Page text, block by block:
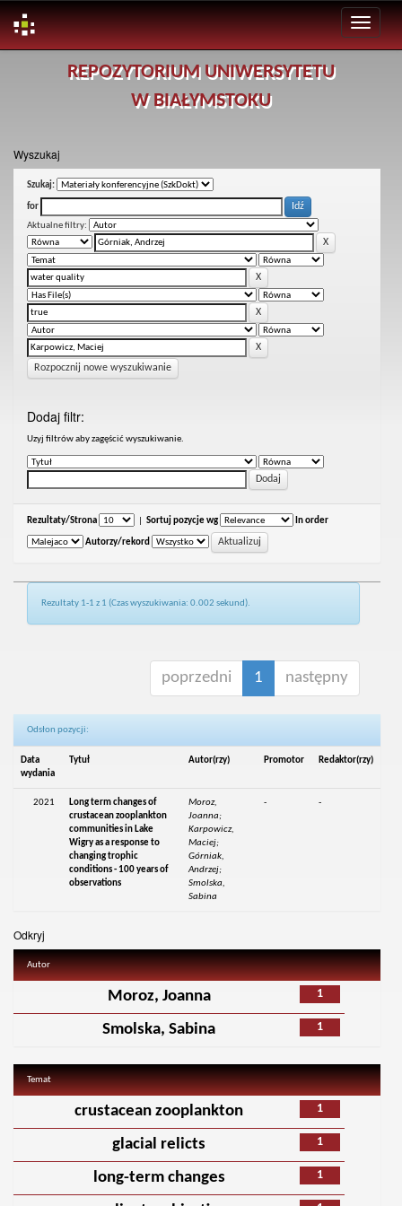
REPOZYTORIUM UNIWERSYTETU
W BIAŁYMSTOKU
Wyszukaj
Szukaj:
for
Aktualne filtry:
Rozpocznij nowe wyszukiwanie
Dodaj filtr:
Uzyj filtrów aby zagęścić wyszukiwanie.
Rezultaty/Strona Sortuj pozycje wg In order
Autorzy/rekord
Rezultaty 1-1 z 1 (Czas wyszukiwania: 0.002 sekund).
poprzedni 1 następny
Odsłon pozycji:
Data
wydania
Tytuł Autor(rzy) Promotor Redaktor(rzy)
2021
Long term changes of
crustacean zooplankton
communities in Lake
Wigry as a response to
changing trophic
conditions - 100 years of
observations
Moroz,
Joanna;
Karpowicz,
Maciej;
Górniak,
Andrzej;
Smolska,
Sabina
- -
Odkryj
Autor
1
Moroz, Joanna
1
Smolska, Sabina
Temat
1
crustacean zooplankton
1
glacial relicts
1
long-term changes